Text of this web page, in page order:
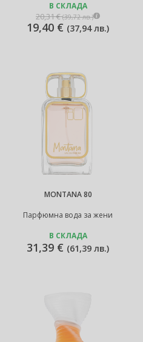
В СКЛАДА
20,31 €(39,72 лв.)
19,40 € (37,94 лв.)
MONTANA 80
Парфюмна вода за жени
В СКЛАДА
31,39 € (61,39 лв.)